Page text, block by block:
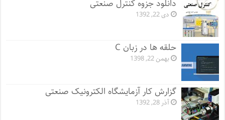
دانلود جزوه کنترل صنعتی
دی 22, 1392
حلقه ها در زبان C
بهمن 22, 1398
گزارش کار آزمایشگاه الکترونیک صنعتی
آذر 28, 1392